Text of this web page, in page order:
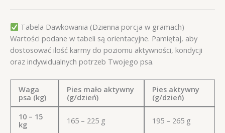
Tabela Dawkowania (Dzienna porcja w gramach)
Wartości podane w tabeli są orientacyjne. Pamiętaj, aby
dostosować ilość karmy do poziomu aktywności, kondycji
oraz indywidualnych potrzeb Twojego psa.
Waga
psa (kg)
Pies mało aktywny
(g/dzień)
Pies aktywny
(g/dzień)
10 – 15
kg
165 – 225 g 195 – 265 g